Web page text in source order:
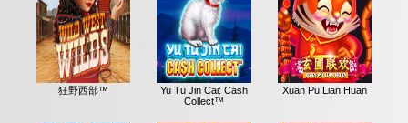
狂野西部™
Yu Tu Jin Cai: Cash
Collect™
Xuan Pu Lian Huan